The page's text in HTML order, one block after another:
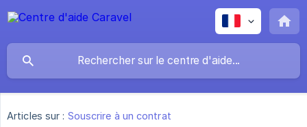
Articles sur : Souscrire à un contrat